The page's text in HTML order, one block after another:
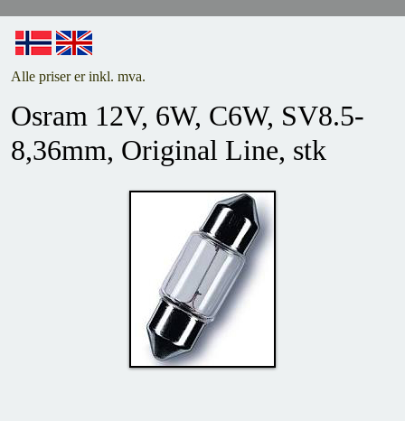
Alle priser er inkl. mva.
Osram 12V, 6W, C6W, SV8.5-
8,36mm, Original Line, stk